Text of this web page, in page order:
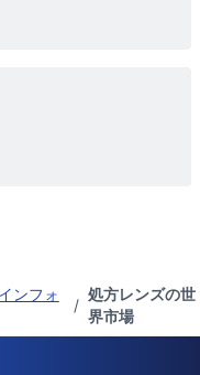
ンフォ
/
処方レンズの世
界市場